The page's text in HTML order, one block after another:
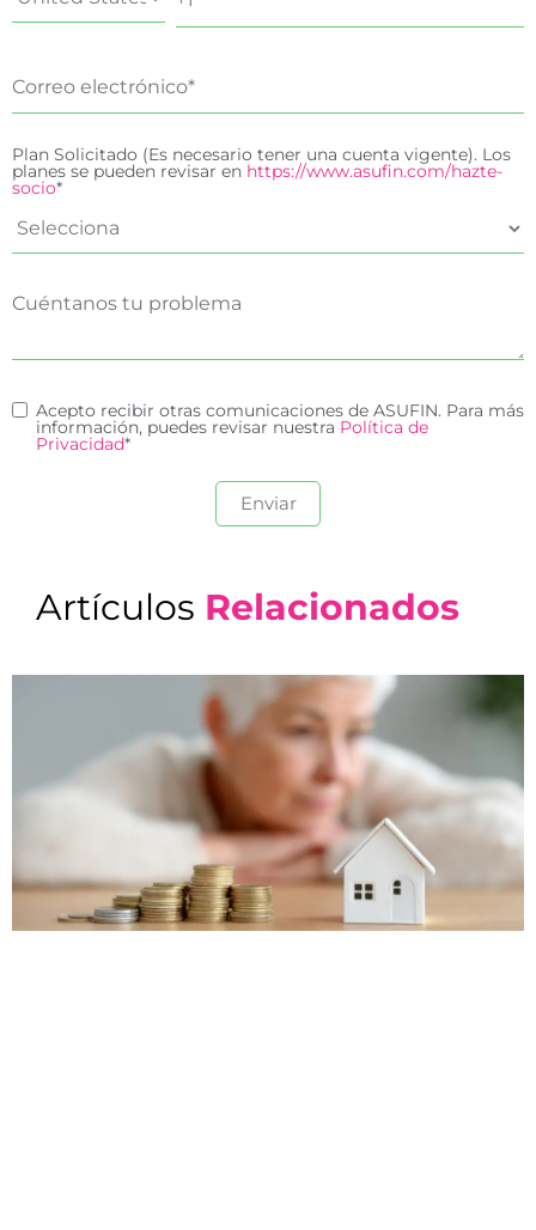
Plan Solicitado (Es necesario tener una cuenta vigente). Los
planes se pueden revisar en https://www.asufin.com/hazte-
socio*
Acepto recibir otras comunicaciones de ASUFIN. Para más
información, puedes revisar nuestra Política de
Privacidad*
Artículos Relacionados